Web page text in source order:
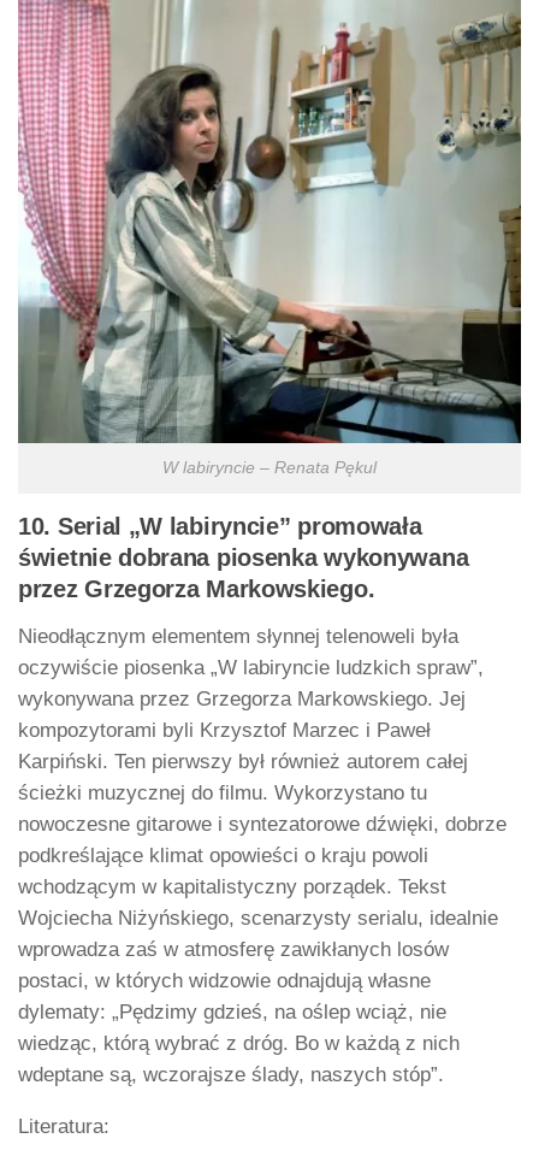
W labiryncie – Renata Pękul
10. Serial „W labiryncie” promowała
świetnie dobrana piosenka wykonywana
przez Grzegorza Markowskiego.
Nieodłącznym elementem słynnej telenoweli była
oczywiście piosenka „W labiryncie ludzkich spraw”,
wykonywana przez Grzegorza Markowskiego. Jej
kompozytorami byli Krzysztof Marzec i Paweł
Karpiński. Ten pierwszy był również autorem całej
ścieżki muzycznej do filmu. Wykorzystano tu
nowoczesne gitarowe i syntezatorowe dźwięki, dobrze
podkreślające klimat opowieści o kraju powoli
wchodzącym w kapitalistyczny porządek. Tekst
Wojciecha Niżyńskiego, scenarzysty serialu, idealnie
wprowadza zaś w atmosferę zawikłanych losów
postaci, w których widzowie odnajdują własne
dylematy: „Pędzimy gdzieś, na oślep wciąż, nie
wiedząc, którą wybrać z dróg. Bo w każdą z nich
wdeptane są, wczorajsze ślady, naszych stóp”.
Literatura: